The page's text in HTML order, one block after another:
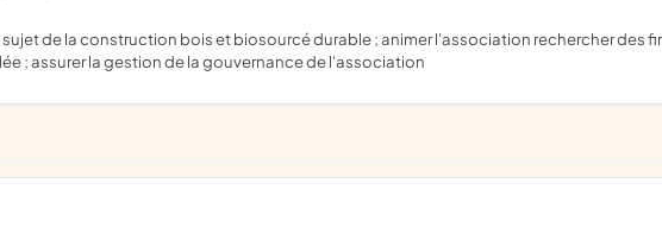
; assurer la gestion de la gouvernance de l'association